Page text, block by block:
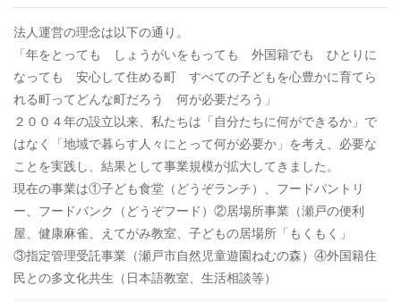
法人運営の理念は以下の通り。
「年をとっても しょうがいをもっても 外国籍でも ひとりに
なっても 安心して住める町 すべての子どもを心豊かに育てら
れる町ってどんな町だろう 何が必要だろう」
２００４年の設立以来、私たちは「自分たちに何ができるか」で
はなく「地域で暮らす人々にとって何が必要か」を考え、必要な
ことを実践し、結果として事業規模が拡大してきました。
現在の事業は①子ども食堂（どうぞランチ）、フードパントリ
ー、フードバンク（どうぞフード）②居場所事業（瀬戸の便利
屋、健康麻雀、えてがみ教室、子どもの居場所「もくもく」
③指定管理受託事業（瀬戸市自然児童遊園ねむの森）④外国籍住
民との多文化共生（日本語教室、生活相談等）